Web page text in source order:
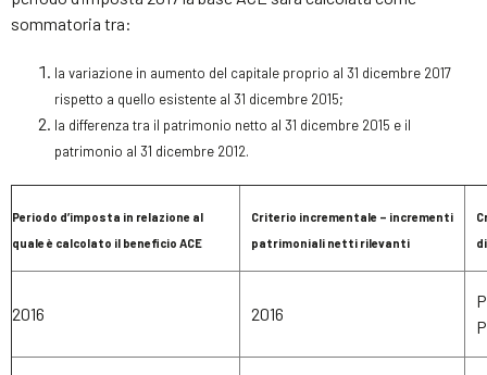
sommatoria tra:
la variazione in aumento del capitale proprio al 31 dicembre 2017
rispetto a quello esistente al 31 dicembre 2015;
la differenza tra il patrimonio netto al 31 dicembre 2015 e il
patrimonio al 31 dicembre 2012.
Periodo d’imposta in relazione al
quale è calcolato il beneficio ACE
Criterio incrementale – incrementi
patrimoniali netti rilevanti
2016 2016